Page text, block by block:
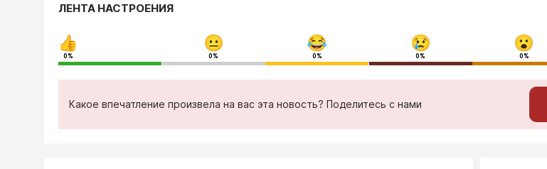
ЛЕНТА НАСТРОЕНИЯ
0% 0% 0% 0% 0%
Какое впечатление произвела на вас эта новость? Поделитесь с нами